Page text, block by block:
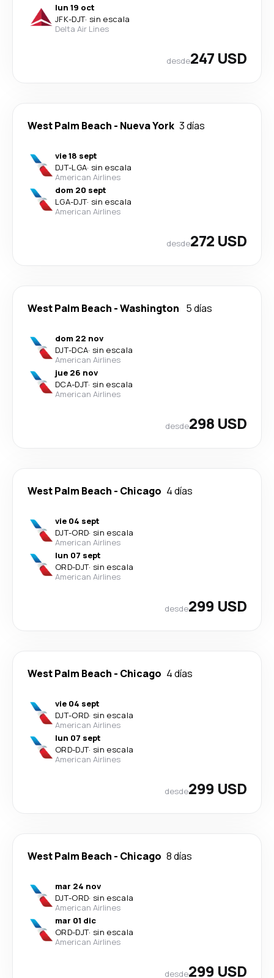
lun 19 oct
JFK-DJT· sin escala
Delta Air Lines
desde247 USD
West Palm Beach - Nueva York 3 días
vie 18 sept
DJT-LGA· sin escala
American Airlines
dom 20 sept
LGA-DJT· sin escala
American Airlines
desde272 USD
West Palm Beach -Washington 5 días
dom 22 nov
DJT-DCA· sin escala
American Airlines
jue 26 nov
DCA-DJT· sin escala
American Airlines
desde298 USD
West Palm Beach - Chicago 4 días
vie 04 sept
DJT-ORD· sin escala
American Airlines
lun 07 sept
ORD-DJT· sin escala
American Airlines
desde299 USD
West Palm Beach - Chicago 4 días
vie 04 sept
DJT-ORD· sin escala
American Airlines
lun 07 sept
ORD-DJT· sin escala
American Airlines
desde299 USD
West Palm Beach - Chicago 8 días
mar 24 nov
DJT-ORD· sin escala
American Airlines
mar 01 dic
ORD-DJT· sin escala
American Airlines
desde299 USD